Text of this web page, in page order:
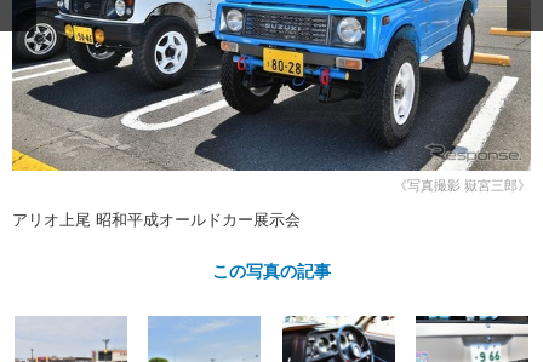
自動車豆知識 ストップ！不具合修理＆粗悪修理
鈑金・塗装
ディテイリング 洗車
ヘッドライト磨き コーティング
フィルム・ラッピング
鈑金・塗装
小キズ直し 防錆
特集記事
ストップ 不具合修理＆粗悪修理
カーメーカー「旧車」関連プロジェ
クト
ショップ紹介
ショップレポート プロショップ検索
レストア
カーメーカー「旧車」関連プロジ
イベント
《写真撮影 嶽宮三郎》
アリオ上尾 昭和平成オールドカー展示会
この写真の記事